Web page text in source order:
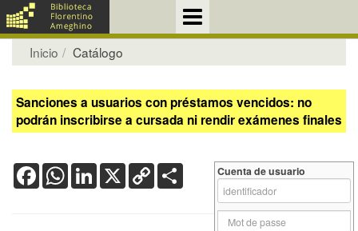
Inicio Catálogo
Sanciones a usuarios con préstamos vencidos: no
podrán inscribirse a cursada ni rendir exámenes finales
FacebookWhatsApp
LinkedIn
X Copy
Link
Cuenta de usuario